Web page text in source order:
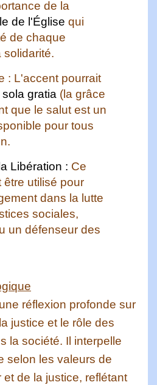
de la
de l'Église qui
de chaque
solidarité.
: L'accent pourrait
sola gratia (la grâce
que le salut est un
pour tous
Libération : Ce
être utilisé pour
dans la lutte
sociales,
un défenseur des
réflexion profonde sur
justice et le rôle des
la société. Il interpelle
selon les valeurs de
et de la justice, reflétant